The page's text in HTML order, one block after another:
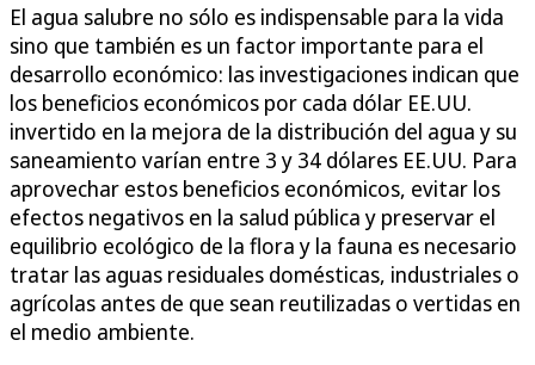
El agua salubre no sólo es indispensable para la vida
sino que también es un factor importante para el
desarrollo económico: las investigaciones indican que
los beneficios económicos por cada dólar EE.UU.
invertido en la mejora de la distribución del agua y su
saneamiento varían entre 3 y 34 dólares EE.UU. Para
aprovechar estos beneficios económicos, evitar los
efectos negativos en la salud pública y preservar el
equilibrio ecológico de la flora y la fauna es necesario
tratar las aguas residuales domésticas, industriales o
agrícolas antes de que sean reutilizadas o vertidas en
el medio ambiente.